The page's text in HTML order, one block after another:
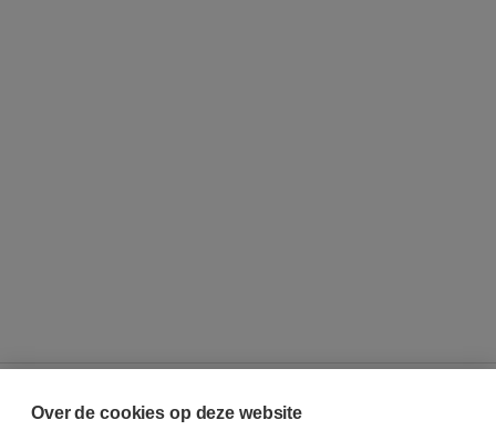
Over de cookies op deze website